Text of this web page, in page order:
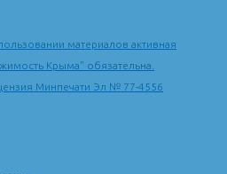
материалов активная
Крыма" обязательна.
Минпечати Эл № 77-4556